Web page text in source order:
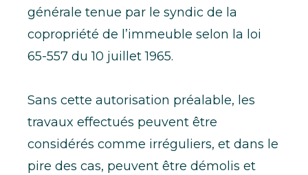
générale tenue par le syndic de la
copropriété de l’immeuble selon la loi
65-557 du 10 juillet 1965.
Sans cette autorisation préalable, les
travaux effectués peuvent être
considérés comme irréguliers, et dans le
pire des cas, peuvent être démolis et